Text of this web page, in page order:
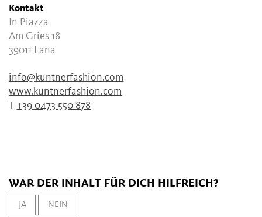
Kontakt
In Piazza
Am Gries 18
39011 Lana
info@kuntnerfashion.com
www.kuntnerfashion.com
T+39 0473 550 878
WAR DER INHALT FÜR DICH HILFREICH?
JA NEIN